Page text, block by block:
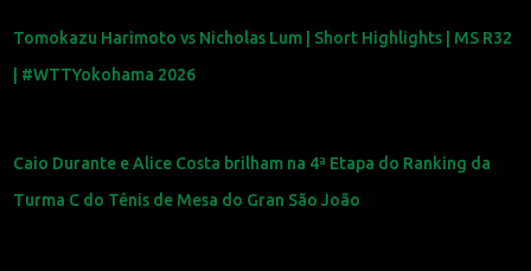
Tomokazu Harimoto vs Nicholas Lum | Short Highlights | MS R32
| #WTTYokohama 2026
Caio Durante e Alice Costa brilham na 4ª Etapa do Ranking da
Turma C do Tênis de Mesa do Gran São João